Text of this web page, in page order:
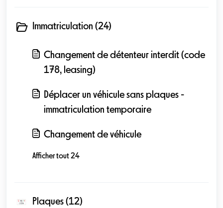
Immatriculation (24)
Changement de détenteur interdit (code
178, leasing)
Déplacer un véhicule sans plaques -
immatriculation temporaire
Changement de véhicule
Afficher tout 24
Plaques (12)